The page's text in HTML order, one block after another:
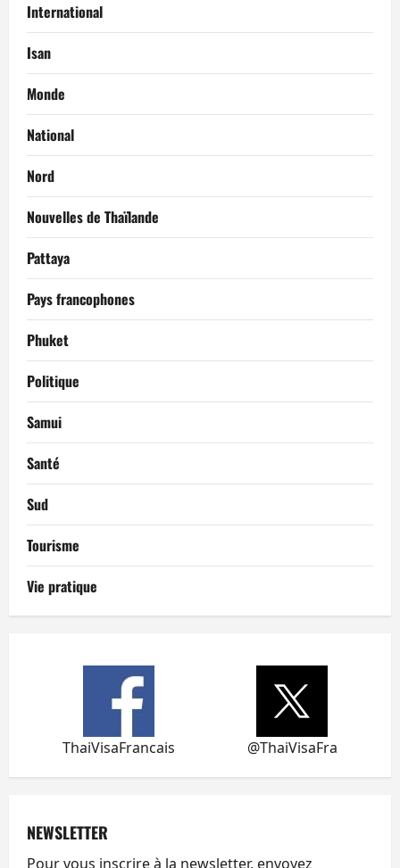
International
Isan
Monde
National
Nord
Nouvelles de Thaïlande
Pattaya
Pays francophones
Phuket
Politique
Samui
Santé
Sud
Tourisme
Vie pratique
ThaiVisaFrancais @ThaiVisaFra
NEWSLETTER
Pour vous inscrire à la newsletter, envoyez